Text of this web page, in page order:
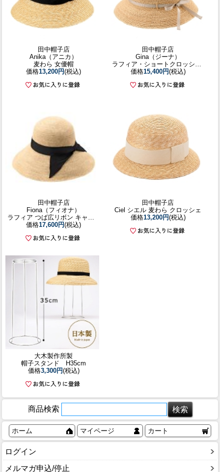
田中帽子店
Anika（アニカ）
麦わら 女優帽
価格13,200円(税込)
田中帽子店
Gina（ジーナ）
ラフィア・ショートクロッシェ／56.5cm 57.5cm
価格15,400円(税込)
田中帽子店
Fiona（フィオナ）
ラフィア つば広リボン キャペリン／57.5cm 60cm
価格17,600円(税込)
田中帽子店
Ciel シエル 麦わら クロッシェ
価格13,200円(税込)
大木製作所製
帽子スタンド H35cm
価格3,300円(税込)
商品検索
ホーム マイページ カート
ログイン
メルマガ申込/停止